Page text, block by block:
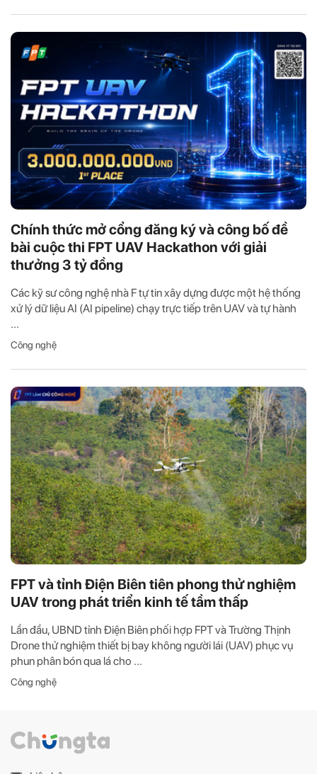
Chính thức mở cổng đăng ký và công bố đề
bài cuộc thi FPT UAV Hackathon với giải
thưởng 3 tỷ đồng
Các kỹ sư công nghệ nhà F tự tin xây dựng được một hệ thống
xử lý dữ liệu AI (AI pipeline) chạy trực tiếp trên UAV và tự hành
...
Công nghệ
FPT và tỉnh Điện Biên tiên phong thử nghiệm
UAV trong phát triển kinh tế tầm thấp
Lần đầu, UBND tỉnh Điện Biên phối hợp FPT và Trường Thịnh
Drone thử nghiệm thiết bị bay không người lái (UAV) phục vụ
phun phân bón qua lá cho ...
Công nghệ